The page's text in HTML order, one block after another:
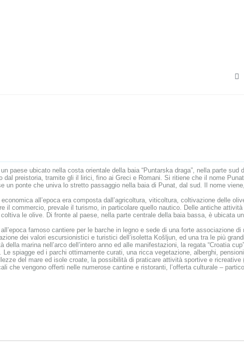
un paese ubicato nella costa orientale della baia “Puntarska draga”, nella parte
dal preistoria, tramite gli il lirici, fino ai Greci e Romani. Si ritiene che il nome
un ponte che univa lo stretto passaggio nella baia di Punat, dal sud. Il nome
economica all’epoca era composta dall’agricoltura, viticoltura, coltivazione delle
il commercio, prevale il turismo, in particolare quello nautico. Delle antiche
le olive. Di fronte al paese, nella parte centrale della baia bassa, è ubicata
all’epoca famoso cantiere per le barche in legno e sede di una forte associazione
dei valori escursionistici e turistici dell’isoletta Košljun, ed una tra le più
della marina nell’arco dell’intero anno ed alle manifestazioni, la regata “Croatia
Le spiagge ed i parchi ottimamente curati, una ricca vegetazione, alberghi,
del mare ed isole croate, la possibilità di praticare attività sportive e
che vengono offerti nelle numerose cantine e ristoranti, l’offerta culturale –